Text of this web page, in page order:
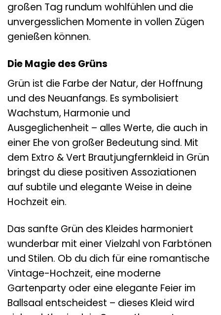
großen Tag rundum wohlfühlen und die
unvergesslichen Momente in vollen Zügen
genießen können.
Die Magie des Grüns
Grün ist die Farbe der Natur, der Hoffnung
und des Neuanfangs. Es symbolisiert
Wachstum, Harmonie und
Ausgeglichenheit – alles Werte, die auch in
einer Ehe von großer Bedeutung sind. Mit
dem Extro & Vert Brautjungfernkleid in Grün
bringst du diese positiven Assoziationen
auf subtile und elegante Weise in deine
Hochzeit ein.
Das sanfte Grün des Kleides harmoniert
wunderbar mit einer Vielzahl von Farbtönen
und Stilen. Ob du dich für eine romantische
Vintage-Hochzeit, eine moderne
Gartenparty oder eine elegante Feier im
Ballsaal entscheidest – dieses Kleid wird